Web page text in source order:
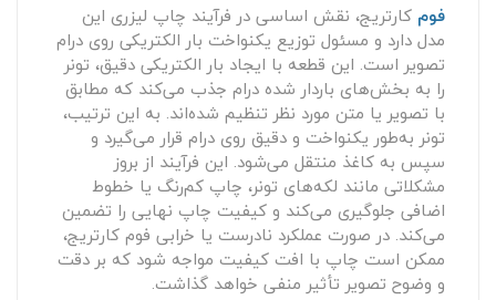
فوم کارتریج، نقش اساسی در فرآیند چاپ لیزری این
مدل دارد و مسئول توزیع یکنواخت بار الکتریکی روی درام
تصویر است. این قطعه با ایجاد بار الکتریکی دقیق، تونر
را به بخش‌های باردار شده درام جذب می‌کند که مطابق
با تصویر یا متن مورد نظر تنظیم شده‌اند. به این ترتیب،
تونر به‌طور یکنواخت و دقیق روی درام قرار می‌گیرد و
سپس به کاغذ منتقل می‌شود. این فرآیند از بروز
مشکلاتی مانند لکه‌های تونر، چاپ کم‌رنگ یا خطوط
اضافی جلوگیری می‌کند و کیفیت چاپ نهایی را تضمین
می‌کند. در صورت عملکرد نادرست یا خرابی فوم کارتریج،
ممکن است چاپ با افت کیفیت مواجه شود که بر دقت
و وضوح تصویر تأثیر منفی خواهد گذاشت.